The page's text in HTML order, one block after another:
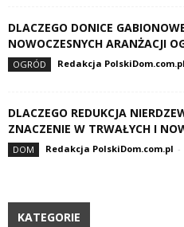
DLACZEGO DONICE
NOWOCZESNYCH ARANŻACJI
OGRÓD Redakcja PolskiDom.com.pl
DLACZEGO REDUKCJA
ZNACZENIE W TRWAŁYCH I
DOM Redakcja PolskiDom.com.pl -
KATEGORIE